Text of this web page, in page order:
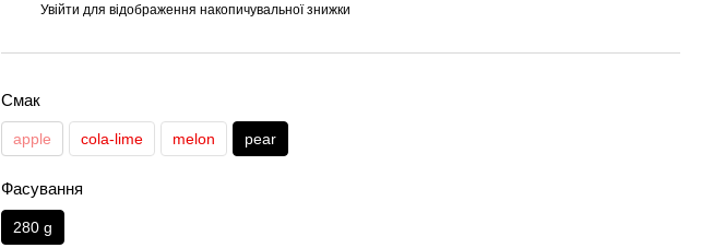
Увійти для відображення накопичувальної знижки
Смак
apple cola-lime melon pear
Фасування
280 g